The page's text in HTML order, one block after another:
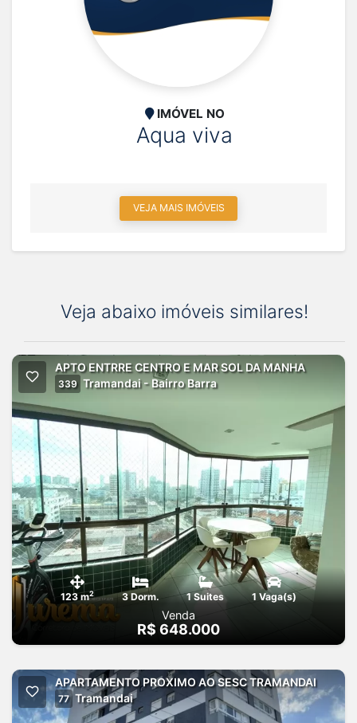
IMÓVEL NO
Aqua viva
VEJA MAIS IMÓVEIS
Veja abaixo imóveis similares!
APTO ENTRRE CENTRO E MAR SOL DA MANHA
339 Tramandai - Bairro Barra
123 m2 3 Dorm. 1 Suites 1 Vaga(s)
Venda
R$ 648.000
APARTAMENTO PROXIMO AO SESC TRAMANDAI
77 Tramandai